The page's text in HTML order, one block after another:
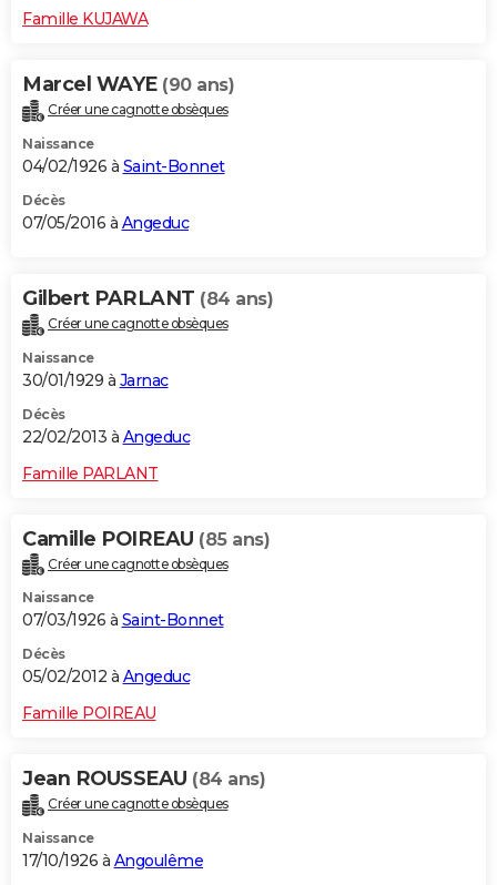
FORUM
Famille KUJAWA
Marcel WAYE (90 ans)
Créer une cagnotte obsèques
Naissance
04/02/1926 à Saint-Bonnet
Décès
07/05/2016 à Angeduc
Gilbert PARLANT (84 ans)
Créer une cagnotte obsèques
Naissance
30/01/1929 à Jarnac
Décès
22/02/2013 à Angeduc
Famille PARLANT
Camille POIREAU (85 ans)
Créer une cagnotte obsèques
Naissance
07/03/1926 à Saint-Bonnet
Décès
05/02/2012 à Angeduc
Famille POIREAU
Jean ROUSSEAU (84 ans)
Créer une cagnotte obsèques
Naissance
17/10/1926 à Angoulême